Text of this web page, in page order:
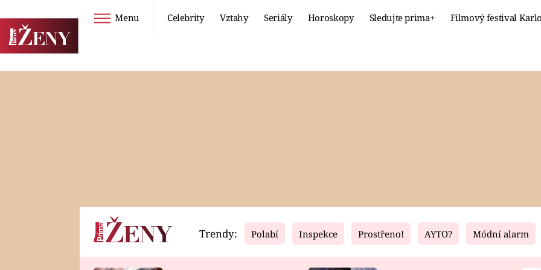
Menu Celebrity Vztahy Seriály Horoskopy Sledujte prima+ Filmový festival
Horoskopy Video Fresh Living
Trendy: Polabí Inspekce Prostřeno! AYTO? Módní alarm